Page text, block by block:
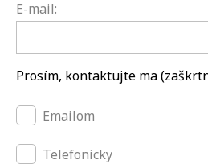
E-mail:
Prosím, kontaktujte ma
Emailom
Telefonicky